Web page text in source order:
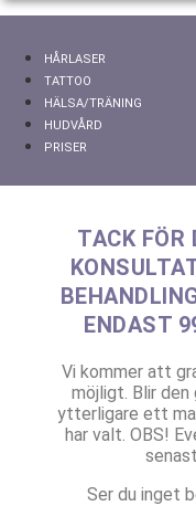
HÅRLASER
TATTOO
HÄLSA/TRÄNING
HUDVÅRD
PRISER
TACK FÖR
ENDAST
Vi kommer att
möjligt. Blir
ytterligare ett
har valt. OBS!
Ser du inget